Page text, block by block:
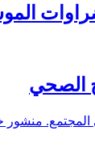
الصحي
منشور